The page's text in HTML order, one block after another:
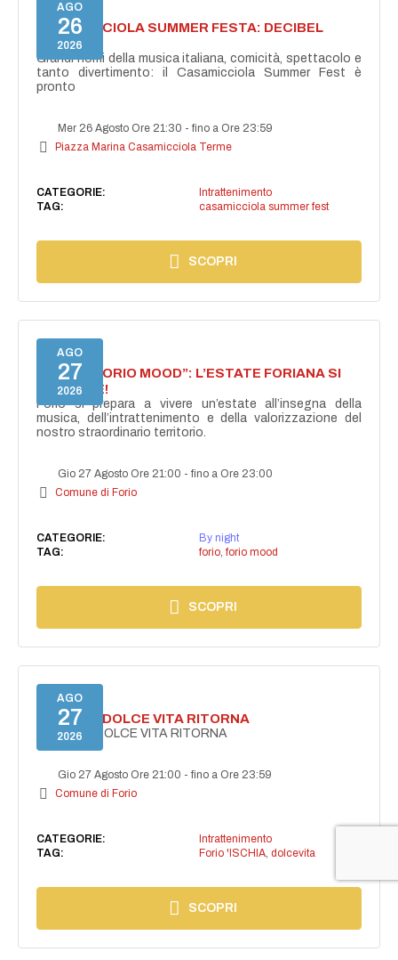
AGO
26
2026
CASAMICCIOLA SUMMER FESTA: DECIBEL
BELLINI
Grandi nomi della musica italiana, comicità, spettacolo e
tanto divertimento: il Casamicciola Summer Fest è
pronto
Mer 26 Agosto Ore 21:30 -fino a Ore 23:59
Piazza Marina Casamicciola Terme
CATEGORIE:
Intrattenimento
TAG:
casamicciola summer fest
SCOPRI
AGO
27
2026
NASCE “FORIO MOOD”: L’ESTATE FORIANA SI
ACCENDE!
Forio si prepara a vivere un’estate all’insegna della
musica, dell’intrattenimento e della valorizzazione del
nostro straordinario territorio.
Gio 27 Agosto Ore 21:00 -fino a Ore 23:00
Comune di Forio
CATEGORIE:
By night
TAG:
forio, forio mood
SCOPRI
AGO
27
2026
FORIO LA DOLCE VITA RITORNA
FORIO LA DOLCE VITA RITORNA
Gio 27 Agosto Ore 21:00 -fino a Ore 23:59
Comune di Forio
CATEGORIE:
Intrattenimento
TAG:
Forio 'ISCHIA, dolcevita
SCOPRI